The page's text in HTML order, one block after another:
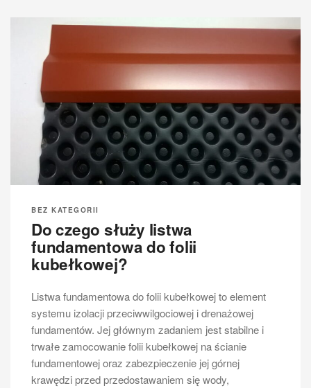
BEZ KATEGORII
Do czego służy listwa
fundamentowa do folii
kubełkowej?
Listwa fundamentowa do folii kubełkowej to element
systemu izolacji przeciwwilgociowej i drenażowej
fundamentów. Jej głównym zadaniem jest stabilne i
trwałe zamocowanie folii kubełkowej na ścianie
fundamentowej oraz zabezpieczenie jej górnej
krawędzi przed przedostawaniem się wody,